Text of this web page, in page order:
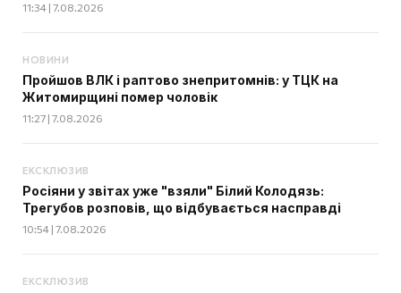
11:34 | 7.08.2026
НОВИНИ
Пройшов ВЛК і раптово знепритомнів: у ТЦК на
Житомирщині помер чоловік
11:27 | 7.08.2026
ЕКСКЛЮЗИВ
Росіяни у звітах уже "взяли" Білий Колодязь:
Трегубов розповів, що відбувається насправді
10:54 | 7.08.2026
ЕКСКЛЮЗИВ